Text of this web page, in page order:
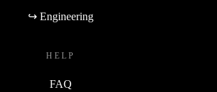
↪ Engineering
HELP
FAQ